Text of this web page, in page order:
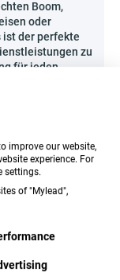
Boom,
oder
ist der perfekte
zu
für jeden
vs. Bahn und
für Reise-
und
bequem durch
von SalasVip
improve our website,
experience. For
settings.
of "Mylead",